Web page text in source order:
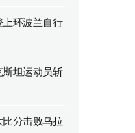
环波兰自行
坦运动员斩
分击败乌拉